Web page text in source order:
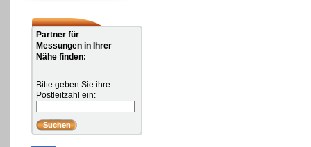
Partner für
Messungen in Ihrer
Nähe finden:
Bitte geben Sie ihre
Postleitzahl ein: